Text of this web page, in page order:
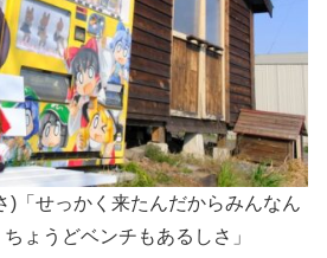
)「せっかく来たんだからみんなん
ょうどベンチもあるしさ」